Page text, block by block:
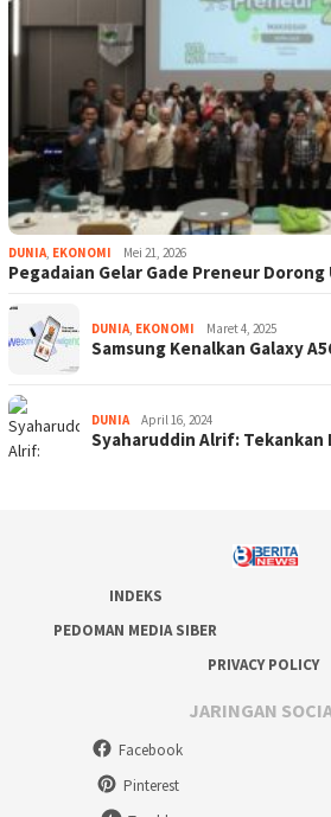
DUNIA, EKONOMI Mei 21, 2026
Pegadaian Gelar Gade Preneur Dorong
DUNIA, EKONOMI Maret 4, 2025
Samsung Kenalkan Galaxy
DUNIA April 16, 2024
Syaharuddin Alrif:
INDEKS
PEDOMAN MEDIA SIBER
PRIVACY POLICY
JARINGAN
Facebook
Pinterest